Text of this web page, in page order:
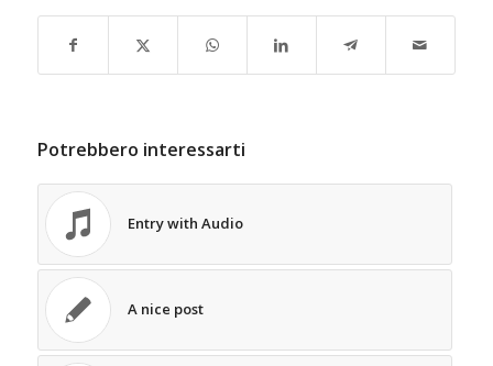
Potrebbero interessarti
Entry with Audio
A nice post